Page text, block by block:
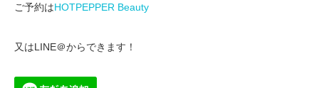
ご予約はHOTPEPPER Beauty
又はLINE＠からできます！